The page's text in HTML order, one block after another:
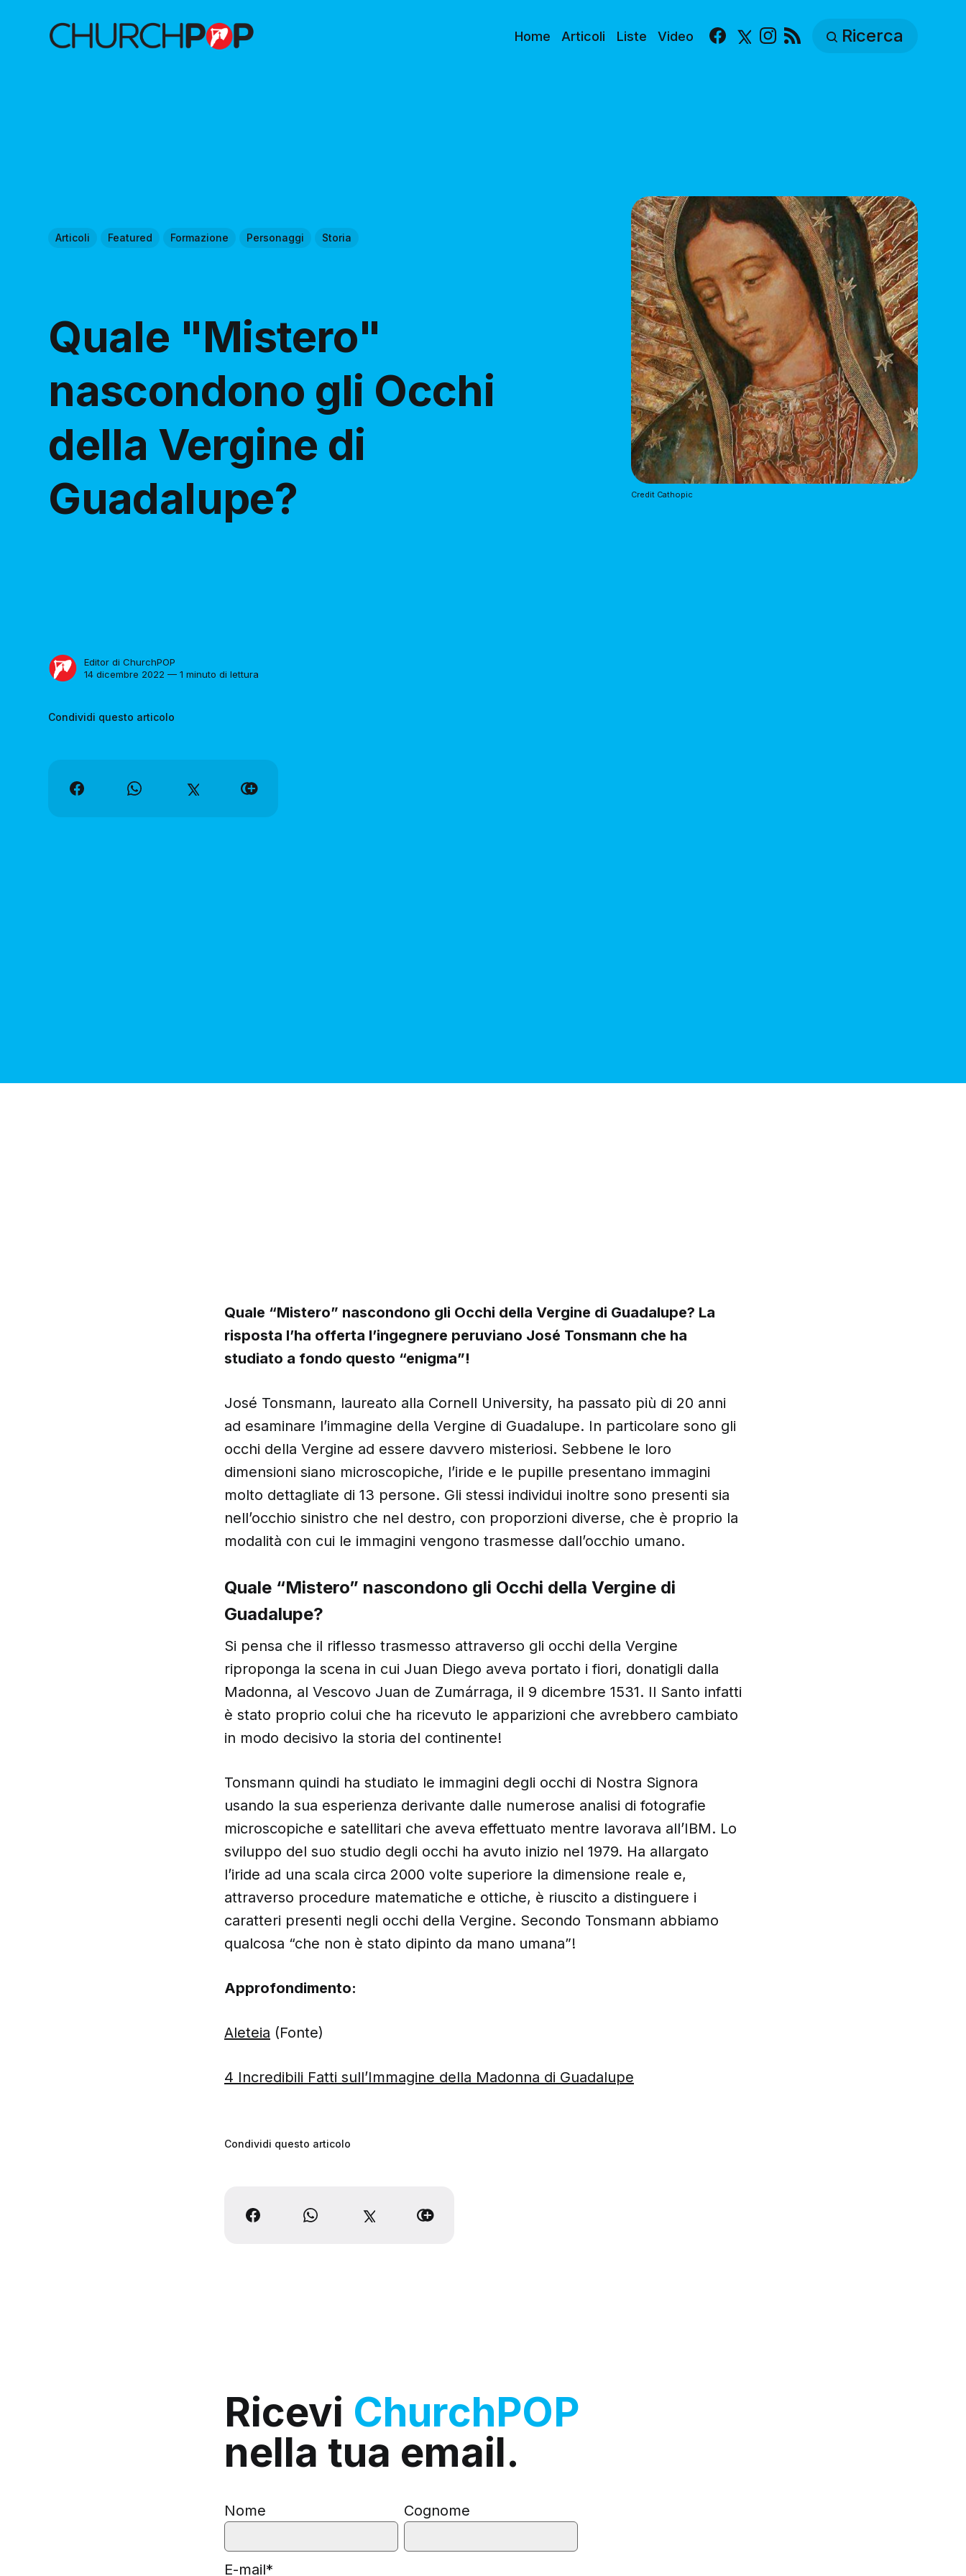
Home Articoli Liste Video Facebook
X Instagram Ricerca
Articoli Featured Formazione Personaggi Storia
Quale "Mistero"
nascondono gli Occhi
della Vergine di
Guadalupe?
Editor di ChurchPOP
14 dicembre 2022 — 1 minuto di lettura
Condividi questo articolo
Credit Cathopic
Quale “Mistero” nascondono gli Occhi della Vergine di Guadalupe? La
risposta l’ha offerta l’ingegnere peruviano José Tonsmann che ha
studiato a fondo questo “enigma”!
José Tonsmann, laureato alla Cornell University, ha passato più di 20 anni
ad esaminare l’immagine della Vergine di Guadalupe. In particolare sono gli
occhi della Vergine ad essere davvero misteriosi. Sebbene le loro
dimensioni siano microscopiche, l’iride e le pupille presentano immagini
molto dettagliate di 13 persone. Gli stessi individui inoltre sono presenti sia
nell’occhio sinistro che nel destro, con proporzioni diverse, che è proprio la
modalità con cui le immagini vengono trasmesse dall’occhio umano.
Quale “Mistero” nascondono gli Occhi della Vergine di
Guadalupe?
Si pensa che il riflesso trasmesso attraverso gli occhi della Vergine
riproponga la scena in cui Juan Diego aveva portato i fiori, donatigli dalla
Madonna, al Vescovo Juan de Zumárraga, il 9 dicembre 1531. Il Santo infatti
è stato proprio colui che ha ricevuto le apparizioni che avrebbero cambiato
in modo decisivo la storia del continente!
Tonsmann quindi ha studiato le immagini degli occhi di Nostra Signora
usando la sua esperienza derivante dalle numerose analisi di fotografie
microscopiche e satellitari che aveva effettuato mentre lavorava all’IBM. Lo
sviluppo del suo studio degli occhi ha avuto inizio nel 1979. Ha allargato
l’iride ad una scala circa 2000 volte superiore la dimensione reale e,
attraverso procedure matematiche e ottiche, è riuscito a distinguere i
caratteri presenti negli occhi della Vergine. Secondo Tonsmann abbiamo
qualcosa “che non è stato dipinto da mano umana”!
Approfondimento:
Aleteia (Fonte)
4 Incredibili Fatti sull’Immagine della Madonna di Guadalupe
Condividi questo articolo
Ricevi ChurchPOP
nella tua email.
Nome Cognome
E-mail*